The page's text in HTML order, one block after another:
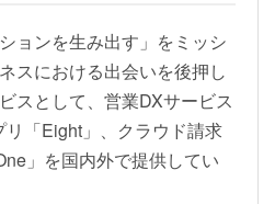
ョンを生み出す」をミッシ
スにおける出会いを後押し
スとして、営業DXサービス
リ「Eight」、クラウド請求
」を国内外で提供してい